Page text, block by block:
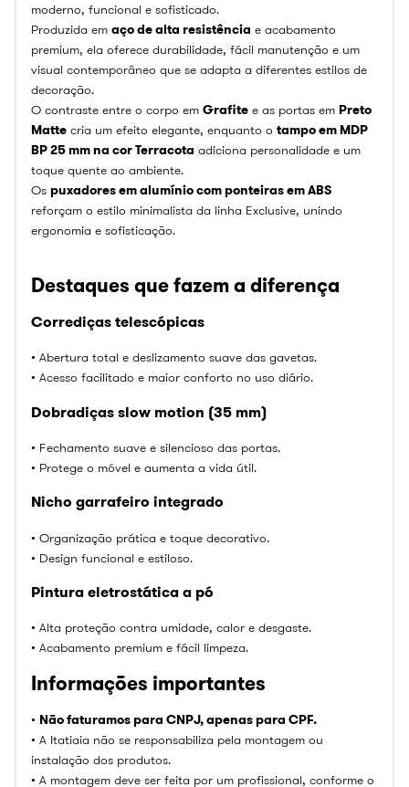
moderno, funcional e sofisticado.
Produzida em aço de alta resistência e acabamento
premium, ela oferece durabilidade, fácil manutenção e um
visual contemporâneo que se adapta a diferentes estilos de
decoração.
O contraste entre o corpo em Grafite e as portas em Preto
Matte cria um efeito elegante, enquanto o tampo em MDP
BP 25 mm na cor Terracota adiciona personalidade e um
toque quente ao ambiente.
Os puxadores em alumínio com ponteiras em ABS
reforçam o estilo minimalista da linha Exclusive, unindo
ergonomia e sofisticação.
Destaques que fazem a diferença
Corrediças telescópicas
• Abertura total e deslizamento suave das gavetas.
• Acesso facilitado e maior conforto no uso diário.
Dobradiças slow motion (35 mm)
• Fechamento suave e silencioso das portas.
• Protege o móvel e aumenta a vida útil.
Nicho garrafeiro integrado
• Organização prática e toque decorativo.
• Design funcional e estiloso.
Pintura eletrostática a pó
• Alta proteção contra umidade, calor e desgaste.
• Acabamento premium e fácil limpeza.
Informações importantes
• Não faturamos para CNPJ, apenas para CPF.
• A Itatiaia não se responsabiliza pela montagem ou
instalação dos produtos.
• A montagem deve ser feita por um profissional, conforme o